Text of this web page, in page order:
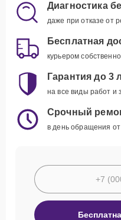
Диагностика
даже при отказе от
Бесплатная
курьером
Гарантия до 3
на все виды работ и
Срочный
в день обращения